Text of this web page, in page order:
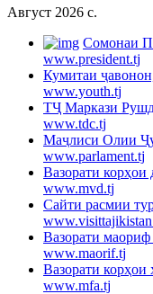
Август 2026 c.
Cомонаи
www.president.tj
Кумитаи
www.youth.tj
ТҶ Маркази
www.tdc.tj
Маҷлиси Олии
www.parlament.tj
Вазорати
www.mvd.tj
Сайти расмии
Вазорати
www.maorif.tj
Вазорати
www.mfa.tj